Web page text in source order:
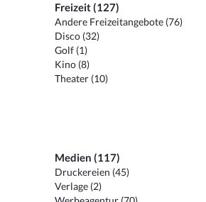
Freizeit (127)
Andere Freizeitangebote (76)
Disco (32)
Golf (1)
Kino (8)
Theater (10)
Medien (117)
Druckereien (45)
Verlage (2)